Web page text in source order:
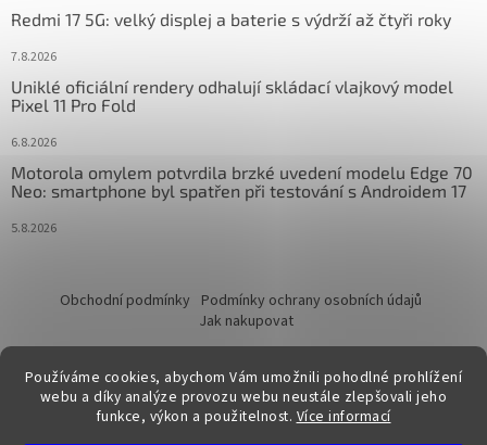
Používáme cookies, abychom Vám umožnili pohodlné prohlížení
webu a díky analýze provozu webu neustále zlepšovali jeho
funkce, výkon a použitelnost. Více informací
Redmi 17 5G: velký displej a baterie s výdrží až čtyři roky
7.8.2026
Uniklé oficiální rendery odhalují skládací vlajkový model
Pixel 11 Pro Fold
6.8.2026
Motorola omylem potvrdila brzké uvedení modelu Edge 70
Neo: smartphone byl spatřen při testování s Androidem 17
5.8.2026
Obchodní podmínky Podmínky ochrany osobních údajů
Jak nakupovat
Vytvořil Shoptet